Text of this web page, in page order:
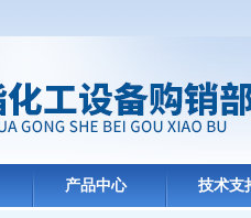
产品中心 技术支